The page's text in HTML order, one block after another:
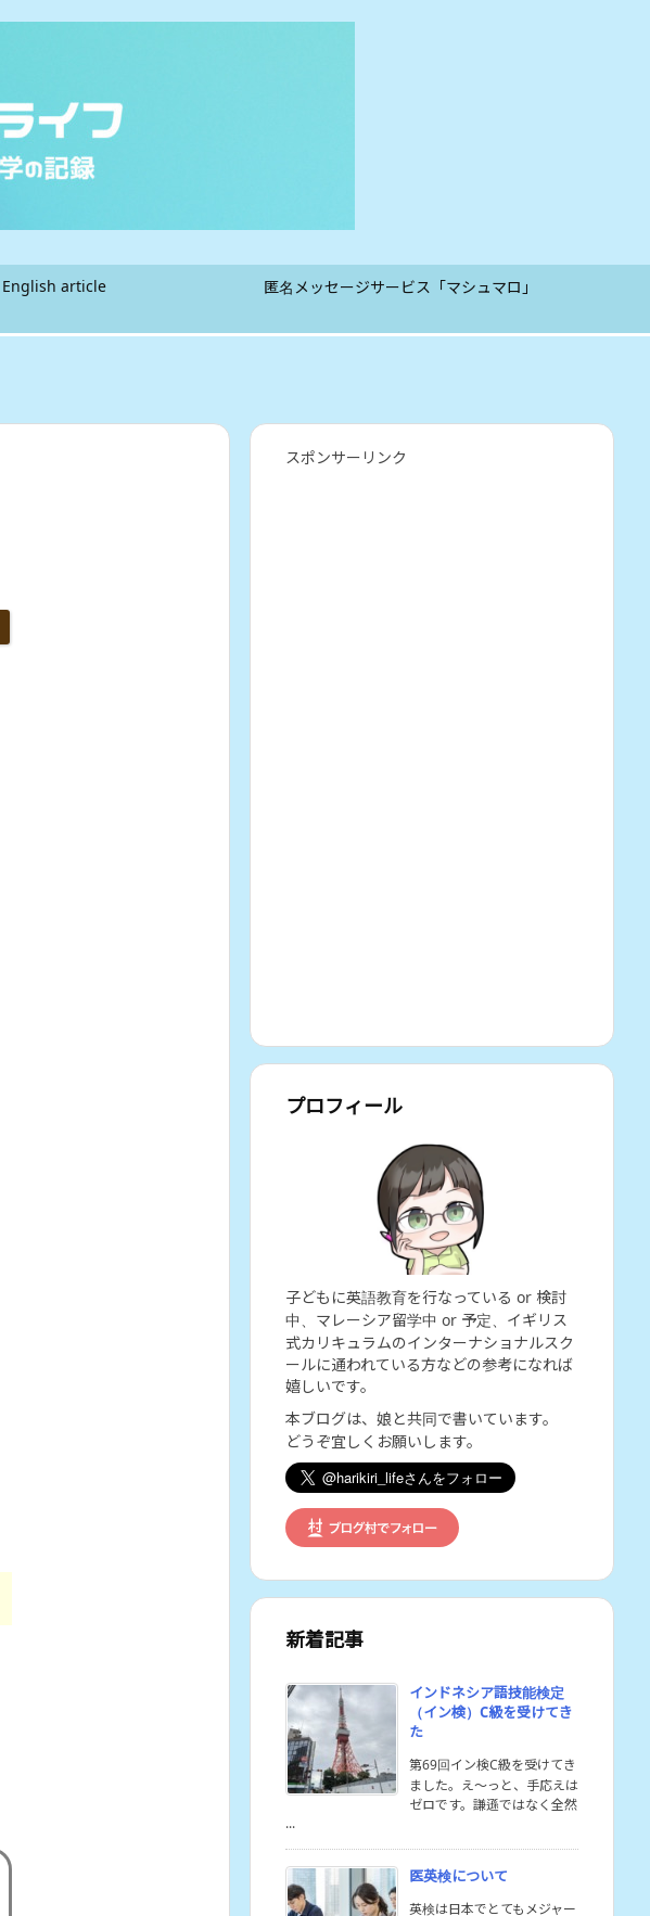
English article 匿名メッセージサービス「マシュマロ」
スポンサーリンク
プロフィール
子どもに英語教育を行なっている or 検討
中、マレーシア留学中 or 予定、イギリス
式カリキュラムのインターナショナルスク
ールに通われている方などの参考になれば
嬉しいです。
本ブログは、娘と共同で書いています。
どうぞ宜しくお願いします。
新着記事
インドネシア語技能検定
（イン検）C級を受けてき
た
第69回イン検C級を受けてき
ました。え〜っと、手応えは
ゼロです。謙遜ではなく全然
...
医英検について
英検は日本でとてもメジャー